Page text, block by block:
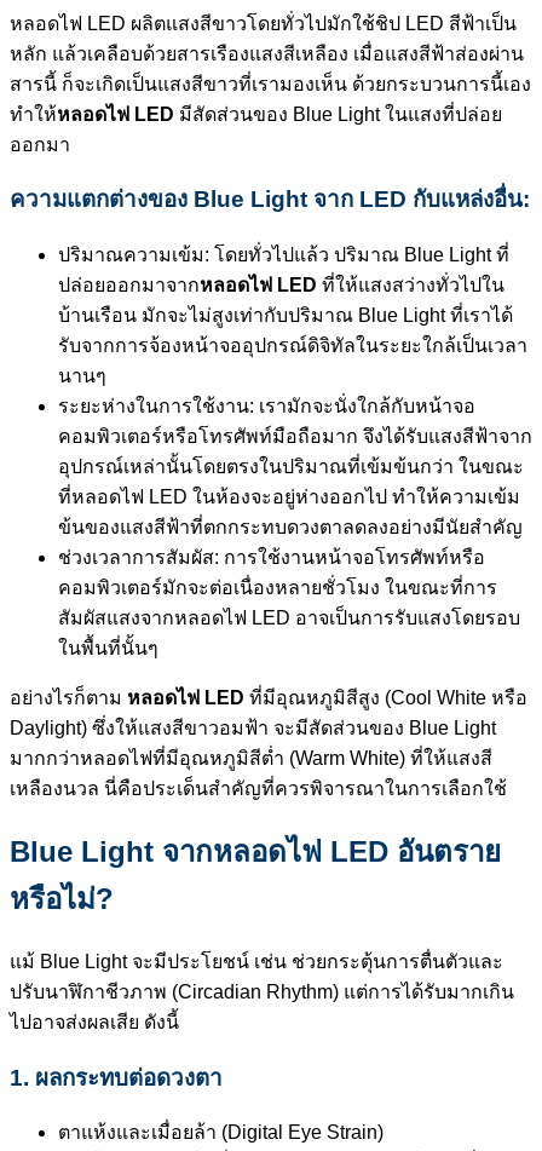
หลอดไฟ LED ผลิตแสงสีขาวโดยทั่วไปมักใช้ชิป LED สีฟ้าเป็น
หลัก แล้วเคลือบด้วยสารเรืองแสงสีเหลือง เมื่อแสงสีฟ้าส่องผ่าน
สารนี้ ก็จะเกิดเป็นแสงสีขาวที่เรามองเห็น ด้วยกระบวนการนี้เอง
ทำให้หลอดไฟ LED มีสัดส่วนของ Blue Light ในแสงที่ปล่อย
ออกมา
ความแตกต่างของ Blue Light จาก LED กับแหล่งอื่น:
ปริมาณความเข้ม: โดยทั่วไปแล้ว ปริมาณ Blue Light ที่
ปล่อยออกมาจากหลอดไฟ LED ที่ให้แสงสว่างทั่วไปใน
บ้านเรือน มักจะไม่สูงเท่ากับปริมาณ Blue Light ที่เราได้
รับจากการจ้องหน้าจออุปกรณ์ดิจิทัลในระยะใกล้เป็นเวลา
นานๆ
ระยะห่างในการใช้งาน: เรามักจะนั่งใกล้กับหน้าจอ
คอมพิวเตอร์หรือโทรศัพท์มือถือมาก จึงได้รับแสงสีฟ้าจาก
อุปกรณ์เหล่านั้นโดยตรงในปริมาณที่เข้มข้นกว่า ในขณะ
ที่หลอดไฟ LED ในห้องจะอยู่ห่างออกไป ทำให้ความเข้ม
ข้นของแสงสีฟ้าที่ตกกระทบดวงตาลดลงอย่างมีนัยสำคัญ
ช่วงเวลาการสัมผัส: การใช้งานหน้าจอโทรศัพท์หรือ
คอมพิวเตอร์มักจะต่อเนื่องหลายชั่วโมง ในขณะที่การ
สัมผัสแสงจากหลอดไฟ LED อาจเป็นการรับแสงโดยรอบ
ในพื้นที่นั้นๆ
อย่างไรก็ตาม หลอดไฟ LED ที่มีอุณหภูมิสีสูง (Cool White หรือ
Daylight) ซึ่งให้แสงสีขาวอมฟ้า จะมีสัดส่วนของ Blue Light
มากกว่าหลอดไฟที่มีอุณหภูมิสีต่ำ (Warm White) ที่ให้แสงสี
เหลืองนวล นี่คือประเด็นสำคัญที่ควรพิจารณาในการเลือกใช้
Blue Light จากหลอดไฟ LED อันตราย
หรือไม่?
แม้ Blue Light จะมีประโยชน์ เช่น ช่วยกระตุ้นการตื่นตัวและ
ปรับนาฬิกาชีวภาพ (Circadian Rhythm) แต่การได้รับมากเกิน
ไปอาจส่งผลเสีย ดังนี้
1. ผลกระทบต่อดวงตา
ตาแห้งและเมื่อยล้า (Digital Eye Strain)